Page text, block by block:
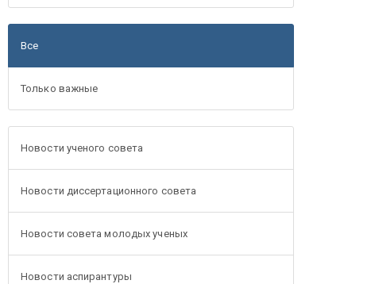
Все
Только важные
Новости ученого совета
Новости диссертационного совета
Новости совета молодых ученых
Новости аспирантуры